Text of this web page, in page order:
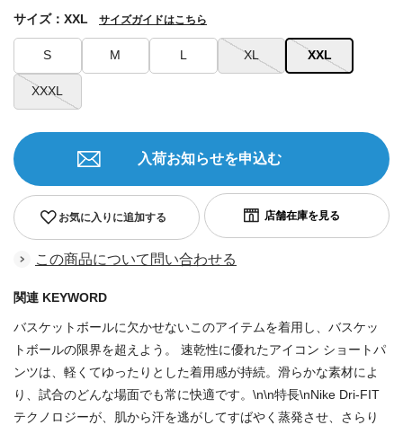
S M L XL XXL
XXXL
サイズ：XXL サイズガイドはこちら
お気に入りに追加する
入荷お知らせを申込む
この商品について問い合わせる
関連 KEYWORD
バスケットボールに欠かせないこのアイテムを着用し、バスケッ
トボールの限界を超えよう。 速乾性に優れたアイコン ショートパ
ンツは、軽くてゆったりとした着用感が持続。滑らかな素材によ
り、試合のどんな場面でも常に快適です。\n\n特長\nNike Dri-FIT
テクノロジーが、肌から汗を逃がしてすばやく蒸発させ、さらり